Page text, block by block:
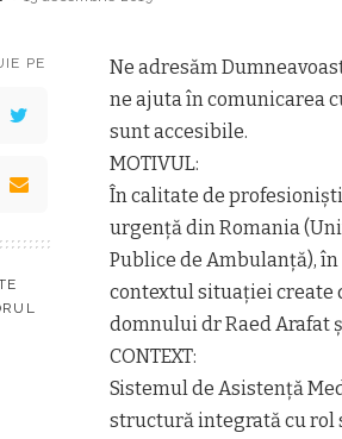
PE
Ne adresăm
ne ajuta în comunicarea
sunt accesibile.
MOTIVUL:
În calitate de
urgență din Romania
Publice de Ambulanță), în
contextul situației create
domnului dr Raed Arafat
CONTEXT:
Sistemul de Asistență
structură integrată cu rol